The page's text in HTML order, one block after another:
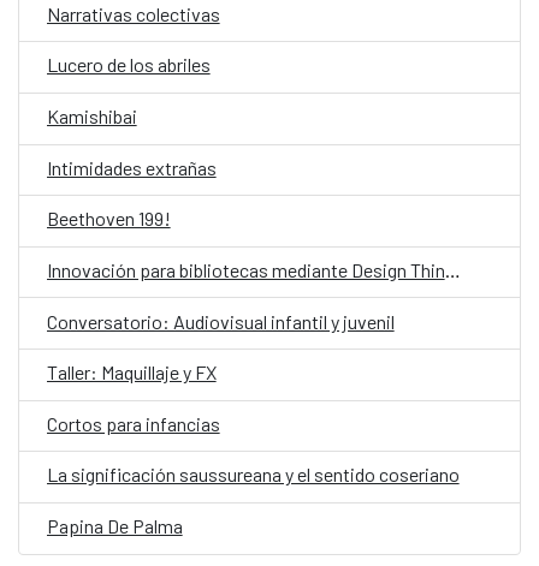
Narrativas colectivas
Lucero de los abriles
Kamishibai
Intimidades extrañas
Beethoven 199!
Innovación para bibliotecas mediante Design Thinking asistido por IA
Conversatorio: Audiovisual infantil y juvenil
Taller: Maquillaje y FX
Cortos para infancias
La significación saussureana y el sentido coseriano
Papina De Palma